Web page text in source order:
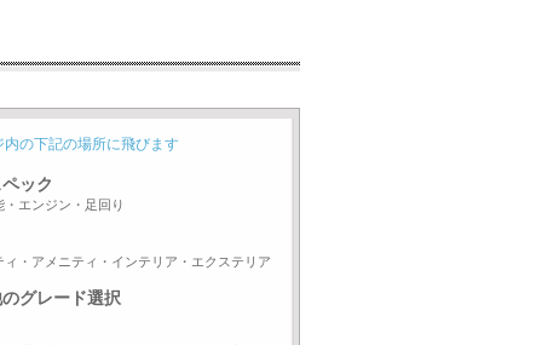
内の下記の場所に飛びます
ック
・エンジン・足回り
ィ・アメニティ・インテリア・エクステリア
グレード選択